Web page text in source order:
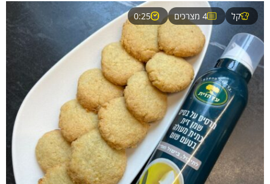
קל 4 מצרכים 0:25